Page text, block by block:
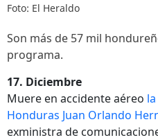
Foto: El Heraldo
Son más de 57 mil
programa.
17. Diciembre
Muere en accidente aéreo
Honduras Juan Orlando
exministra de